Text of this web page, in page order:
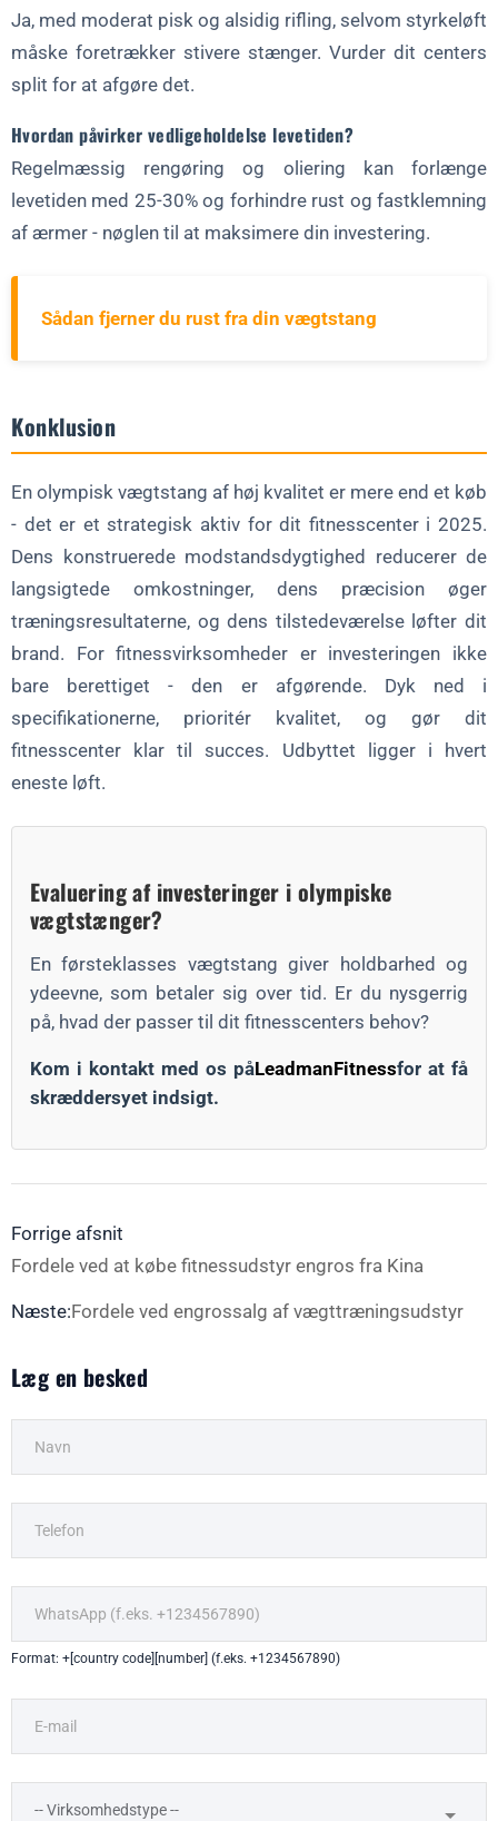
Ja, med moderat pisk og alsidig rifling, selvom styrkeløft
måske foretrækker stivere stænger. Vurder dit centers
split for at afgøre det.
Hvordan påvirker vedligeholdelse levetiden?
Regelmæssig rengøring og oliering kan forlænge
levetiden med 25-30% og forhindre rust og fastklemning
af ærmer - nøglen til at maksimere din investering.
Sådan fjerner du rust fra din vægtstang
Konklusion
En olympisk vægtstang af høj kvalitet er mere end et køb
- det er et strategisk aktiv for dit fitnesscenter i 2025.
Dens konstruerede modstandsdygtighed reducerer de
langsigtede omkostninger, dens præcision øger
træningsresultaterne, og dens tilstedeværelse løfter dit
brand. For fitnessvirksomheder er investeringen ikke
bare berettiget - den er afgørende. Dyk ned i
specifikationerne, prioritér kvalitet, og gør dit
fitnesscenter klar til succes. Udbyttet ligger i hvert
eneste løft.
Evaluering af investeringer i olympiske
vægtstænger?
En førsteklasses vægtstang giver holdbarhed og
ydeevne, som betaler sig over tid. Er du nysgerrig
på, hvad der passer til dit fitnesscenters behov?
Kom i kontakt med os påLeadmanFitnessfor at få
skræddersyet indsigt.
Forrige afsnit
Fordele ved at købe fitnessudstyr engros fra Kina
Næste: Fordele ved engrossalg af vægttræningsudstyr
Læg en besked
Format: +[country code][number] (f.eks. +1234567890)